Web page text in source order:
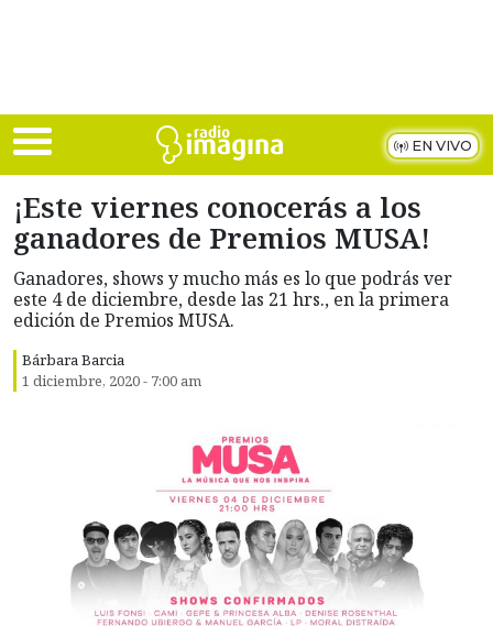
EN VIVO
¡Este viernes conocerás a los
ganadores de Premios MUSA!
Ganadores, shows y mucho más es lo que podrás ver
este 4 de diciembre, desde las 21 hrs., en la primera
edición de Premios MUSA.
Bárbara Barcia
1 diciembre, 2020 - 7:00 am